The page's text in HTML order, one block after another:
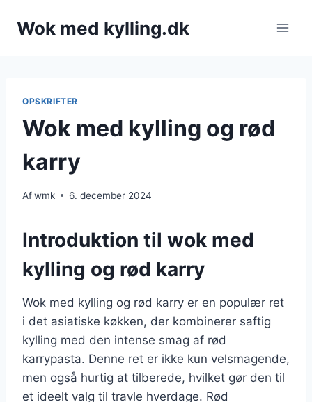
Wok med kylling.dk
OPSKRIFTER
Wok med kylling og rød
karry
Afwmk 6. december 2024
Introduktion til wok med
kylling og rød karry
Wok med kylling og rød karry er en populær ret
i det asiatiske køkken, der kombinerer saftig
kylling med den intense smag af rød
karrypasta. Denne ret er ikke kun velsmagende,
men også hurtig at tilberede, hvilket gør den til
et ideelt valg til travle hverdage. Rød